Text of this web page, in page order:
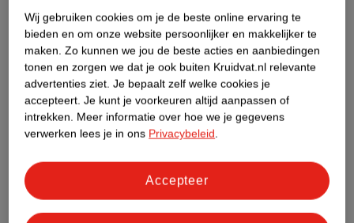
Over dit product
Productinformatie
Nature Impact Score
Dit product heeft (nog) geen Nature
Impact Score.
Bestel & Bezorginformatie
Wij gebruiken cookies om je de beste online ervaring te
bieden en om onze website persoonlijker en makkelijker te
maken. Zo kunnen we jou de beste acties en aanbiedingen
tonen en zorgen we dat je ook buiten Kruidvat.nl relevante
advertenties ziet. Je bepaalt zelf welke cookies je
accepteert. Je kunt je voorkeuren altijd aanpassen of
intrekken. Meer informatie over hoe we je gegevens
verwerken lees je in ons Privacybeleid.
Accepteer